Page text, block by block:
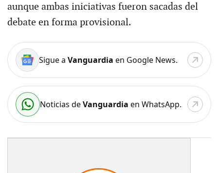
aunque ambas iniciativas fueron sacadas del
debate en forma provisional.
Sigue a Vanguardia en Google News.
Noticias deVanguardia en WhatsApp.